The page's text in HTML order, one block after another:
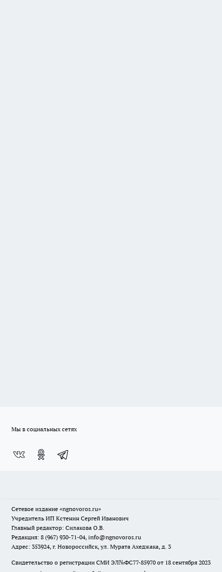
Мы в социальных сетях
Сетевое издание «ngnovoros.ru»
Учредитель ИП Кстенин Сергей Иванович
Главный редактор: Силакова О.В.
Редакция: 8 (967) 930-71-04, info@ngnovoros.ru
Адрес: 353924, г. Новороссийск, ул. Мурата Ахеджака, д. 3
Свидетельство о регистрации СМИ ЭЛ№ФС77-85970 от 18 сентября 2023